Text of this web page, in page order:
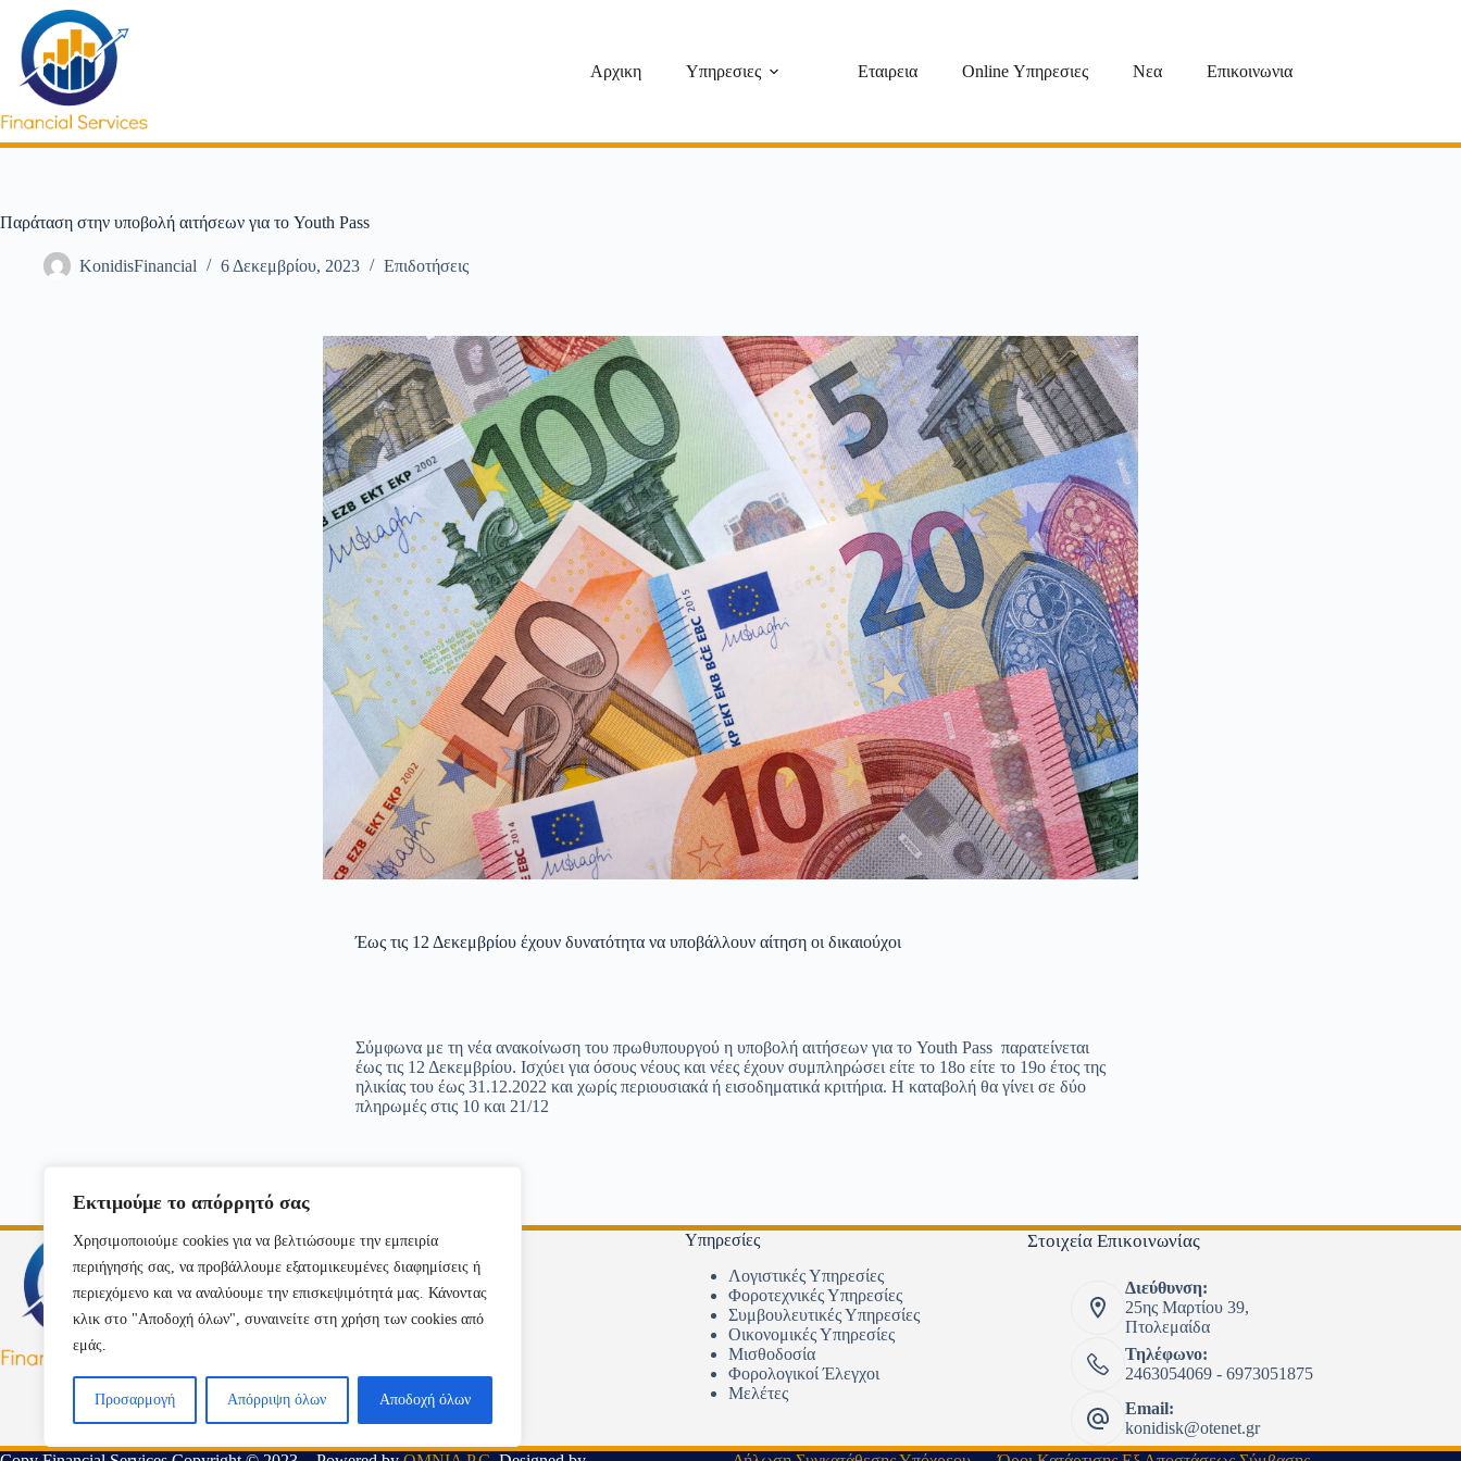
Εκτιμούμε το απόρρητό σας
Χρησιμοποιούμε cookies για να βελτιώσουμε την εμπειρία
περιήγησής σας, να προβάλλουμε εξατομικευμένες διαφημίσεις ή
περιεχόμενο και να αναλύουμε την επισκεψιμότητά μας. Κάνοντας
κλικ στο "Αποδοχή όλων", συναινείτε στη χρήση των cookies από
εμάς.
Προσαρμογή Απόρριψη όλων Αποδοχή όλων
Αρχικη Υπηρεσιες Εταιρεια Online Υπηρεσιες Νεα Επικοινωνια
Παράταση στην υποβολή αιτήσεων για το Youth Pass
KonidisFinancial 6 Δεκεμβρίου, 2023 Επιδοτήσεις
Έως τις 12 Δεκεμβρίου έχουν δυνατότητα να υποβάλλουν αίτηση οι δικαιούχοι
Σύμφωνα με τη νέα ανακοίνωση του πρωθυπουργού η υποβολή αιτήσεων για το Youth Pass παρατείνεται
έως τις 12 Δεκεμβρίου. Ισχύει για όσους νέους και νέες έχουν συμπληρώσει είτε το 18ο είτε το 19ο έτος της
ηλικίας του έως 31.12.2022 και χωρίς περιουσιακά ή εισοδηματικά κριτήρια. Η καταβολή θα γίνει σε δύο
πληρωμές στις 10 και 21/12
Μενού
Αρχική
Εταιρεία
Υπηρεσίες
Επικοινωνία
Υπηρεσίες
Λογιστικές Υπηρεσίες
Φοροτεχνικές Υπηρεσίες
Συμβουλευτικές Υπηρεσίες
Οικονομικές Υπηρεσίες
Μισθοδοσία
Φορολογικοί Έλεγχοι
Μελέτες
Στοιχεία Επικοινωνίας
Διεύθυνση:
25ης Μαρτίου 39,
Πτολεμαίδα
Τηλέφωνο:
2463054069 - 6973051875
Email:
konidisk@otenet.gr